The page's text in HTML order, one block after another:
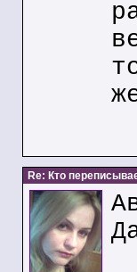
Re: Кто